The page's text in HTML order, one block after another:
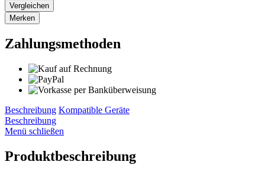
Vergleichen
Merken
Zahlungsmethoden
Beschreibung Kompatible Geräte
Beschreibung
Menü schließen
Produktbeschreibung